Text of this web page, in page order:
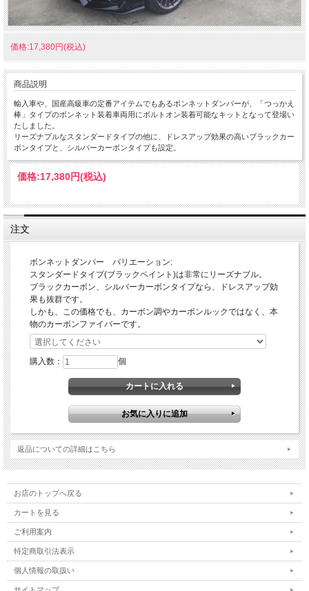
価格:17,380円(税込)
商品説明
輸入車や、国産高級車の定番アイテムでもあるボンネットダンパーが、「つっかえ
棒」タイプのボンネット装着車両用にボルトオン装着可能なキットとなって登場い
たしました。
リーズナブルなスタンダードタイプの他に、ドレスアップ効果の高いブラックカー
ボンタイプと、シルバーカーボンタイプも設定。
価格:17,380円(税込)
注文
ボンネットダンパー バリエーション:
スタンダードタイプ(ブラックペイント)は非常にリーズナブル。
ブラックカーボン、シルバーカーボンタイプなら、ドレスアップ効
果も抜群です。
しかも、この価格でも、カーボン調やカーボンルックではなく、本
物のカーボンファイバーです。
購入数： 個
返品についての詳細はこちら
お店のトップへ戻る
カートを見る
ご利用案内
特定商取引法表示
個人情報の取扱い